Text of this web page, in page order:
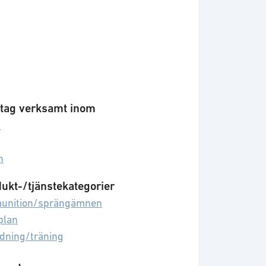
verksamt inom
tjänstekategorier
sprängämnen
träning